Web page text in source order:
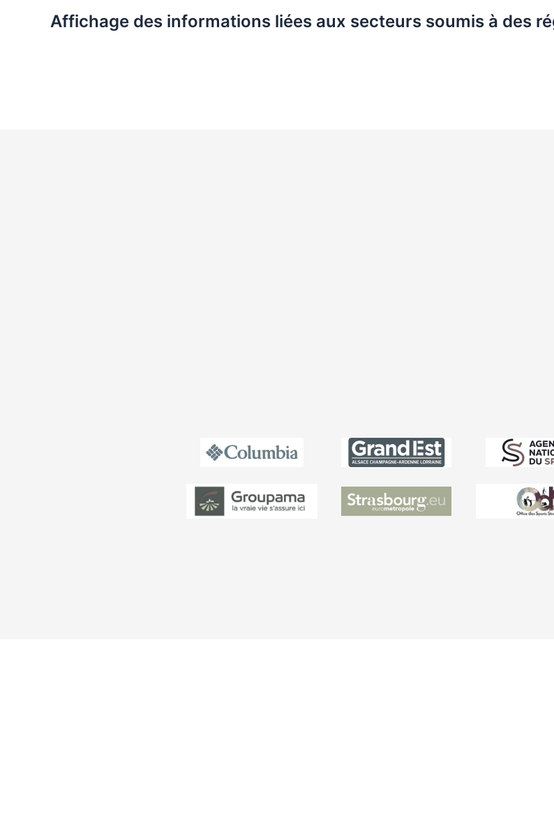
Affichage des informations liées aux secteurs soumis à des